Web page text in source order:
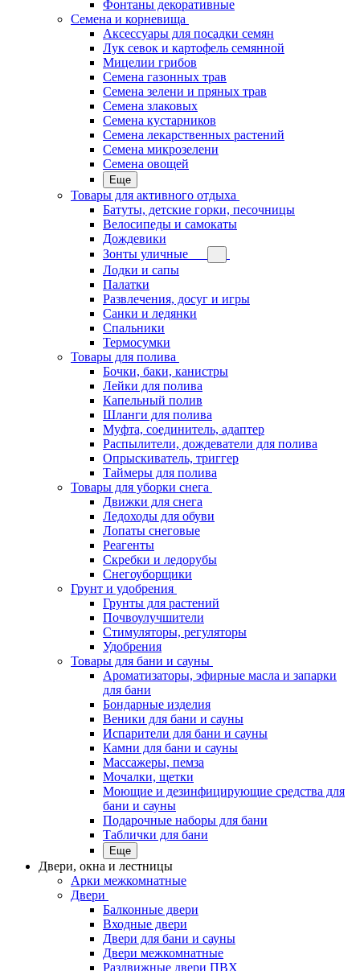
Фонтаны декоративные
Семена и корневища
Аксессуары для посадки семян
Лук севок и картофель семянной
Мицелии грибов
Семена газонных трав
Семена зелени и пряных трав
Семена злаковых
Семена кустарников
Семена лекарственных растений
Семена микрозелени
Семена овощей
Еще
Товары для активного отдыха
Батуты, детские горки, песочницы
Велосипеды и самокаты
Дождевики
Зонты уличные
Лодки и сапы
Палатки
Развлечения, досуг и игры
Санки и ледянки
Спальники
Термосумки
Товары для полива
Бочки, баки, канистры
Лейки для полива
Капельный полив
Шланги для полива
Муфта, соединитель, адаптер
Распылители, дождеватели для полива
Опрыскиватель, триггер
Таймеры для полива
Товары для уборки снега
Движки для снега
Ледоходы для обуви
Лопаты снеговые
Реагенты
Скребки и ледорубы
Снегоуборщики
Грунт и удобрения
Грунты для растений
Почвоулучшители
Стимуляторы, регуляторы
Удобрения
Товары для бани и сауны
Ароматизаторы, эфирные масла и запарки
для бани
Бондарные изделия
Веники для бани и сауны
Испарители для бани и сауны
Камни для бани и сауны
Массажеры, пемза
Мочалки, щетки
Моющие и дезинфицирующие средства для
бани и сауны
Подарочные наборы для бани
Таблички для бани
Еще
Двери, окна и лестницы
Арки межкомнатные
Двери
Балконные двери
Входные двери
Двери для бани и сауны
Двери межкомнатные
Раздвижные двери ПВХ